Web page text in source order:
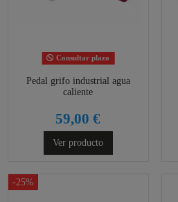
Consultar plazo
Pedal grifo industrial agua
caliente
59,00 €
Ver producto
-25%